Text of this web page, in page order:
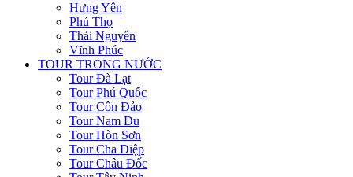
Hưng Yên
Phú Thọ
Thái Nguyên
Vĩnh Phúc
TOUR TRONG NƯỚC
Tour Đà Lạt
Tour Phú Quốc
Tour Côn Đảo
Tour Nam Du
Tour Hòn Sơn
Tour Cha Diệp
Tour Châu Đốc